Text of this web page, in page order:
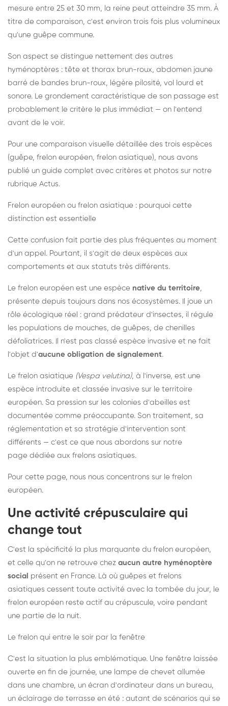
mesure entre 25 et 30 mm, la reine peut atteindre 35 mm. À
titre de comparaison, c'est environ trois fois plus volumineux
qu'une guêpe commune.
Son aspect se distingue nettement des autres
hyménoptères : tête et thorax brun-roux, abdomen jaune
barré de bandes brun-roux, légère pilosité, vol lourd et
sonore. Le grondement caractéristique de son passage est
probablement le critère le plus immédiat — on l'entend
avant de le voir.
Pour une comparaison visuelle détaillée des trois espèces
(guêpe, frelon européen, frelon asiatique), nous avons
publié un guide complet avec critères et photos sur notre
rubrique Actus.
Frelon européen ou frelon asiatique : pourquoi cette
distinction est essentielle
Cette confusion fait partie des plus fréquentes au moment
d'un appel. Pourtant, il s'agit de deux espèces aux
comportements et aux statuts très différents.
Le frelon européen est une espèce native du territoire,
présente depuis toujours dans nos écosystèmes. Il joue un
rôle écologique réel : grand prédateur d'insectes, il régule
les populations de mouches, de guêpes, de chenilles
défoliatrices. Il n'est pas classé espèce invasive et ne fait
l'objet d'aucune obligation de signalement.
Le frelon asiatique (Vespa velutina), à l'inverse, est une
espèce introduite et classée invasive sur le territoire
européen. Sa pression sur les colonies d'abeilles est
documentée comme préoccupante. Son traitement, sa
réglementation et sa stratégie d'intervention sont
différents — c'est ce que nous abordons sur notre
page dédiée aux frelons asiatiques.
Pour cette page, nous nous concentrons sur le frelon
européen.
Une activité crépusculaire qui
change tout
C'est la spécificité la plus marquante du frelon européen,
et celle qu'on ne retrouve chez aucun autre hyménoptère
social présent en France. Là où guêpes et frelons
asiatiques cessent toute activité avec la tombée du jour, le
frelon européen reste actif au crépuscule, voire pendant
une partie de la nuit.
Le frelon qui entre le soir par la fenêtre
C'est la situation la plus emblématique. Une fenêtre laissée
ouverte en fin de journée, une lampe de chevet allumée
dans une chambre, un écran d'ordinateur dans un bureau,
un éclairage de terrasse en été : autant de scénarios qui se